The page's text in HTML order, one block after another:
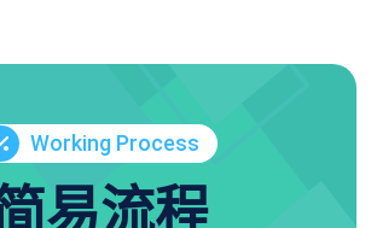
Working Process
易流程